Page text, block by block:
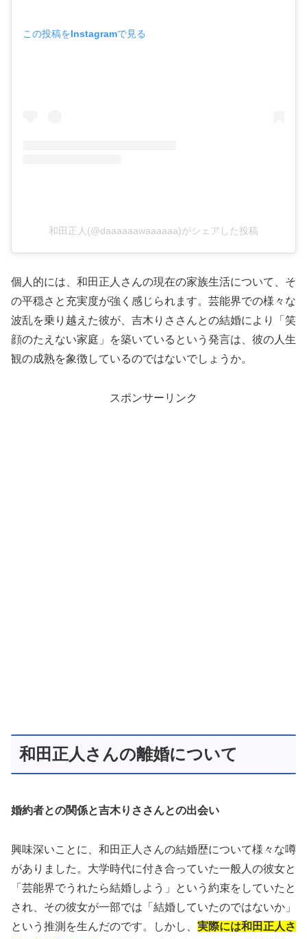
この投稿をInstagramで見る
和田正人(@daaaaaawaaaaaa)がシェアした投稿
個人的には、和田正人さんの現在の家族生活について、そ
の平穏さと充実度が強く感じられます。芸能界での様々な
波乱を乗り越えた彼が、吉木りささんとの結婚により「笑
顔のたえない家庭」を築いているという発言は、彼の人生
観の成熟を象徴しているのではないでしょうか。
スポンサーリンク
和田正人さんの離婚について
婚約者との関係と吉木りささんとの出会い
興味深いことに、和田正人さんの結婚歴について様々な噂
がありました。大学時代に付き合っていた一般人の彼女と
「芸能界でうれたら結婚しよう」という約束をしていたと
され、その彼女が一部では「結婚していたのではないか」
という推測を生んだのです。しかし、 実際には和田正人さ